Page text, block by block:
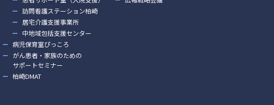
訪問看護ステーション柏崎
居宅介護支援事業所
中地域包括支援センター
病児保育室ぴっころ
がん患者・家族のための
サポートセミナー
柏崎DMAT